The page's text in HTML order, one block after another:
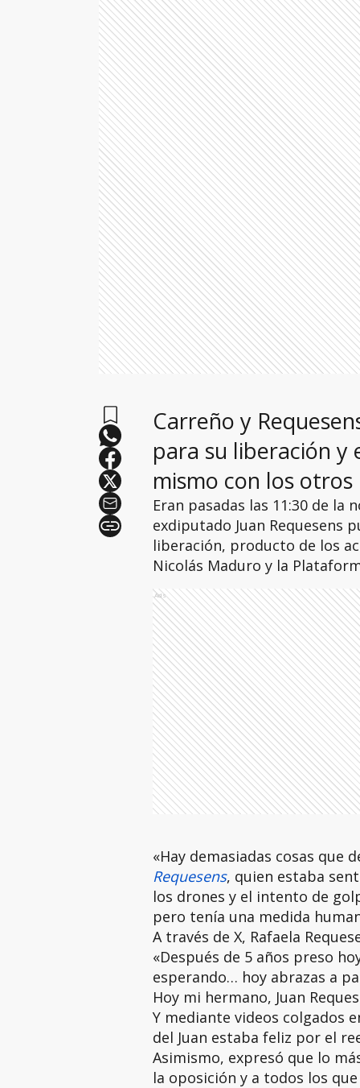
Carreño y
para su liberación y
mismo con los
Eran pasadas las 11:30 de la
exdiputado Juan Requesens
liberación, producto de los
Nicolás Maduro y la
Ads
«Hay demasiadas cosas que
Requesens, quien estaba
los drones y el intento de
pero tenía una medida
A través de X, Rafaela
«Después de 5 años preso
esperando… hoy abrazas a
Hoy mi hermano, Juan
Y mediante videos colgados
del Juan estaba feliz por el
Asimismo, expresó que lo
la oposición y a todos los